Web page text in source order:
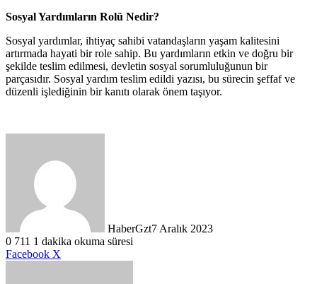
Sosyal Yardımların Rolü Nedir?
Sosyal yardımlar, ihtiyaç sahibi vatandaşların yaşam kalitesini
artırmada hayati bir role sahip. Bu yardımların etkin ve doğru bir
şekilde teslim edilmesi, devletin sosyal sorumluluğunun bir
parçasıdır. Sosyal yardım teslim edildi yazısı, bu sürecin şeffaf ve
düzenli işlediğinin bir kanıtı olarak önem taşıyor.
HaberGzt7 Aralık 2023
0 711 1 dakika okuma süresi
Facebook X